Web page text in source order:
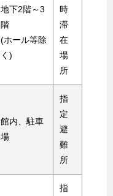
地下2階～3
階
(ホール等除
く)
時
滞
在
場
所
館内、駐車
場
指
定
避
難
所
指